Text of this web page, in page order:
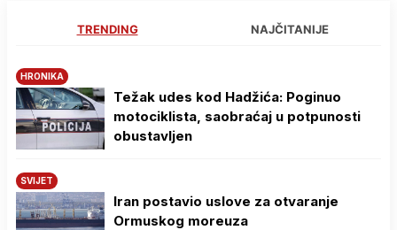
TRENDING NAJČITANIJE
HRONIKA
Težak udes kod Hadžića: Poginuo
motociklista, saobraćaj u potpunosti
obustavljen
SVIJET
Iran postavio uslove za otvaranje
Ormuskog moreuza